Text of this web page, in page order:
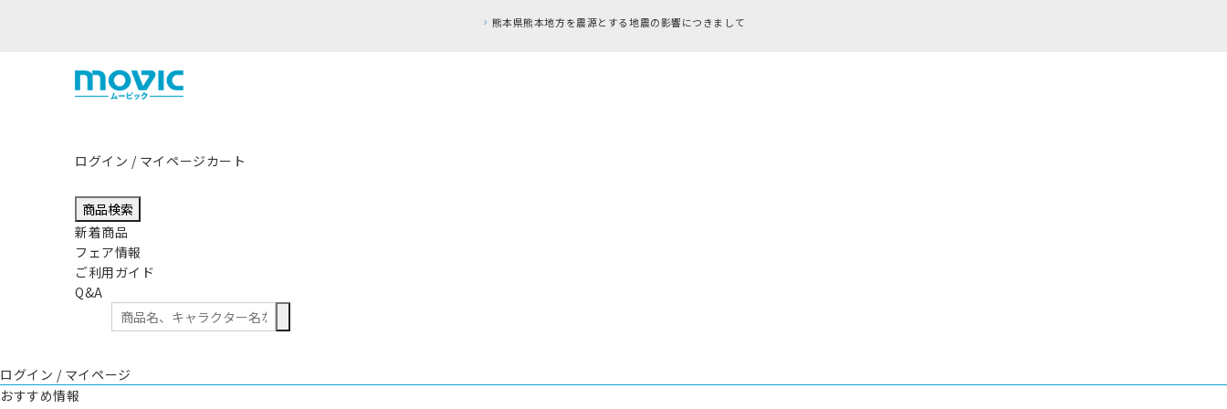
熊本県熊本地方を震源とする地震の影響につきまして
ログイン / マイページカート
商品検索
新着商品
フェア情報
ご利用ガイド
Q&A
ログイン / マイページ
おすすめ情報